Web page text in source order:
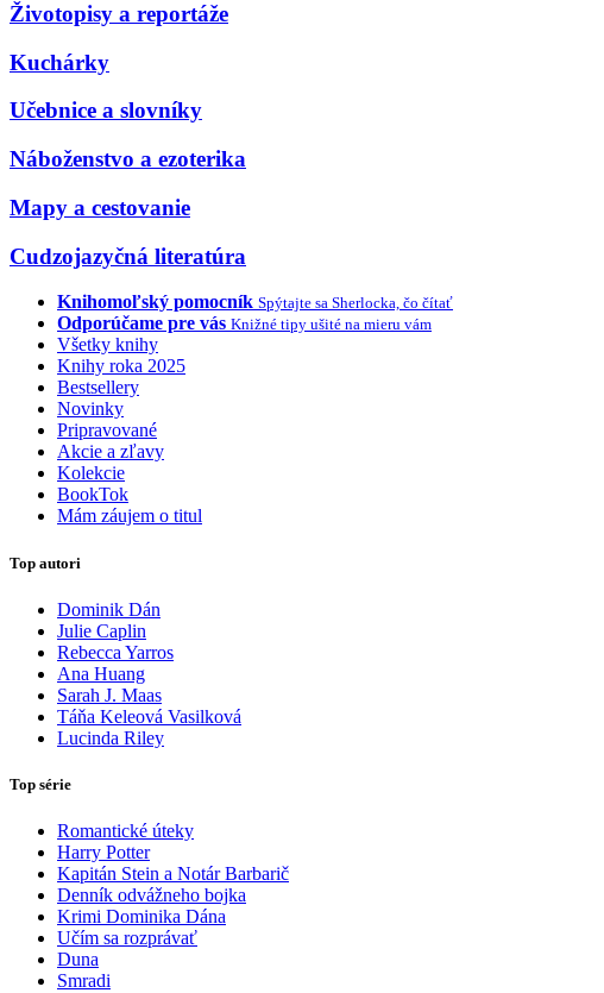
Životopisy a reportáže
Kuchárky
Učebnice a slovníky
Náboženstvo a ezoterika
Mapy a cestovanie
Cudzojazyčná literatúra
Knihomoľský pomocník Spýtajte sa Sherlocka, čo čítať
Odporúčame pre vás Knižné tipy ušité na mieru vám
Všetky knihy
Knihy roka 2025
Bestsellery
Novinky
Pripravované
Akcie a zľavy
Kolekcie
BookTok
Mám záujem o titul
Top autori
Dominik Dán
Julie Caplin
Rebecca Yarros
Ana Huang
Sarah J. Maas
Táňa Keleová Vasilková
Lucinda Riley
Top série
Romantické úteky
Harry Potter
Kapitán Stein a Notár Barbarič
Denník odvážneho bojka
Krimi Dominika Dána
Učím sa rozprávať
Duna
Smradi